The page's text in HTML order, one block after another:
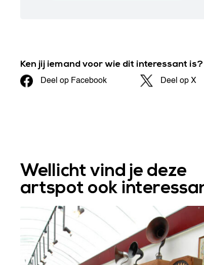
Ken jij iemand voor wie dit interessant is?
Deel op Facebook Deel op X
Wellicht vind je deze
artspot ook